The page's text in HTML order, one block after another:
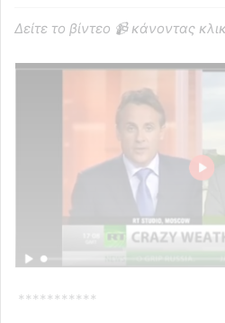
Δείτε το βίντεο 📹 κάνοντας
***********